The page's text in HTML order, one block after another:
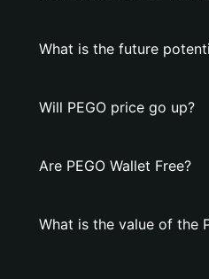
What is the future
Will PEGO price go up?
Are PEGO Wallet Free?
What is the value of the